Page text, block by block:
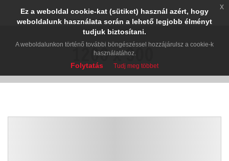
Ez a weboldal cookie-kat (sütiket) használ azért, hogy
weboldalunk használata során a lehető legjobb élményt
tudjuk biztosítani.
A weboldalunkon történő további böngészéssel hozzájárulsz a cookie-k
használatához.
Folytatás Tudj meg többet
x